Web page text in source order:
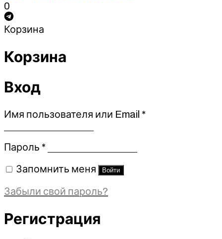
0
Корзина
Корзина
Вход
Имя пользователя или Email *Обязательно
Пароль *Обязательно
Запомнить меня Войти
Забыли свой пароль?
Регистрация